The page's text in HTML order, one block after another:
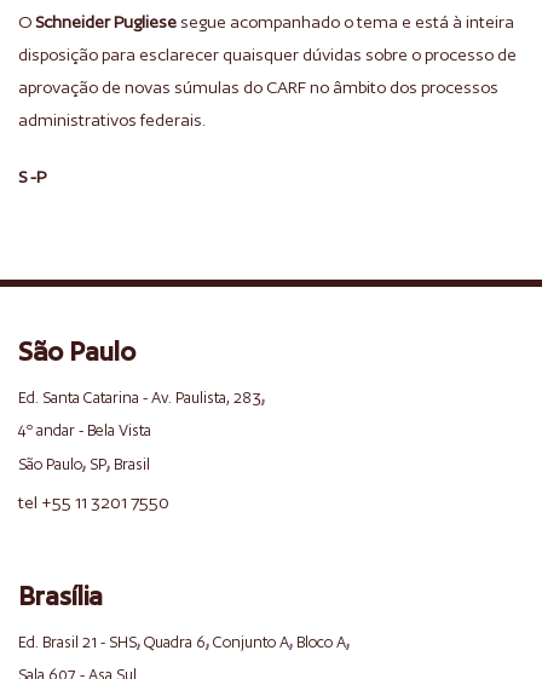
OSchneider Pugliese segue acompanhado o tema e está à inteira
disposição para esclarecer quaisquer dúvidas sobre o processo de
aprovação de novas súmulas do CARF no âmbito dos processos
administrativos federais.
S -P
São Paulo
Ed. Santa Catarina - Av. Paulista, 283,
4º andar - Bela Vista
São Paulo, SP, Brasil
tel +55 11 3201 7550
Brasília
Ed. Brasil 21 - SHS, Quadra 6, Conjunto A, Bloco A,
Sala 607 - Asa Sul